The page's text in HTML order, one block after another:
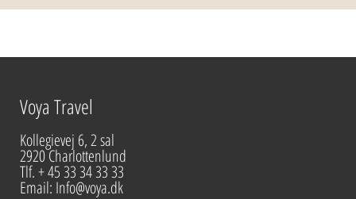
Voya Travel
Kollegievej 6, 2 sal
2920 Charlottenlund
Tlf. + 45 33 34 33 33
Email: Info@voya.dk